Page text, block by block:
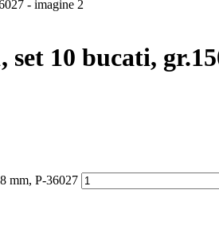
10 bucati,
mm, P-36027